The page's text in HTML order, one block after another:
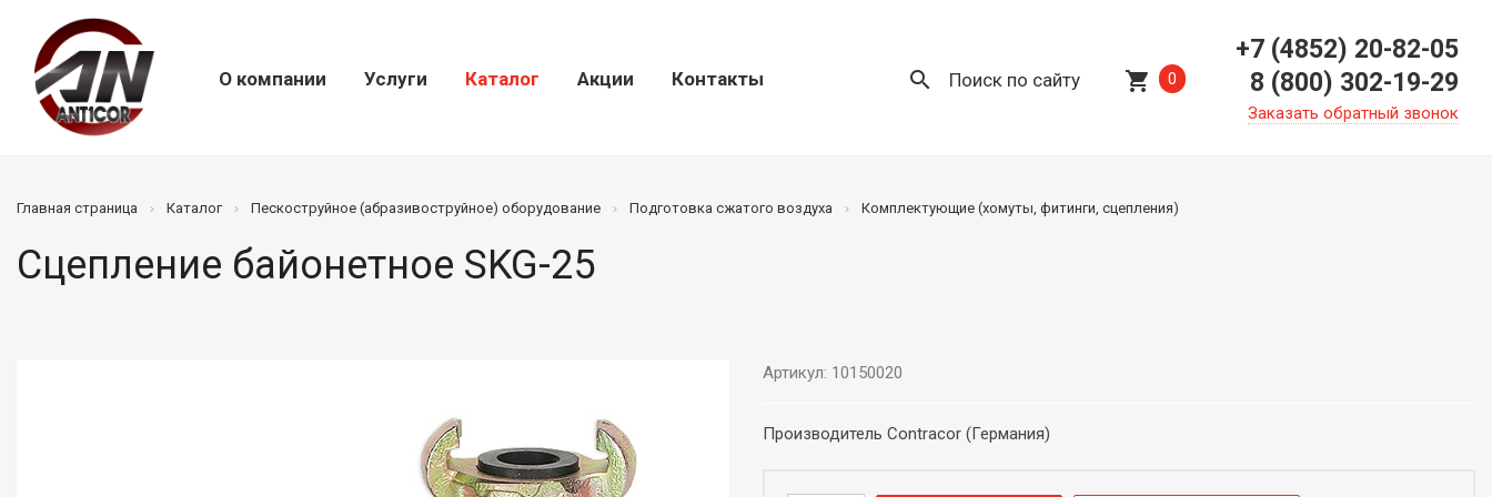
О компании Услуги Каталог Акции Контакты search Поиск по сайту shopping_cart 0
+7 (4852) 20-82-05
8 (800) 302-19-29
Заказать обратный звонок
Главная страница Каталог Пескоструйное (абразивоструйное) оборудование Подготовка сжатого воздуха Комплектующие (хомуты, фитинги, сцепления)
Сцепление байонетное SKG-25
Артикул: 10150020
Производитель Contracor (Германия)